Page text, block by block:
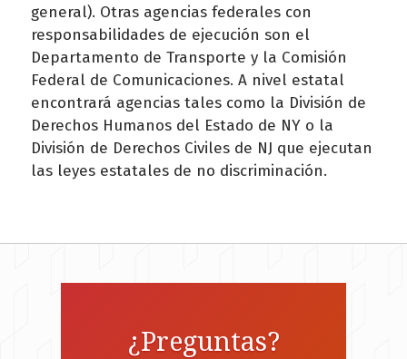
general). Otras agencias federales con
responsabilidades de ejecución son el
Departamento de Transporte y la Comisión
Federal de Comunicaciones. A nivel estatal
encontrará agencias tales como la División de
Derechos Humanos del Estado de NY o la
División de Derechos Civiles de NJ que ejecutan
las leyes estatales de no discriminación.
¿Preguntas?